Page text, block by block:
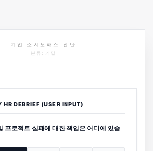
기업 소시오패스 진단
분류: 기밀
HR DEBRIEF (USER INPUT)
프로젝트 실패에 대한 책임은 어디에 있습